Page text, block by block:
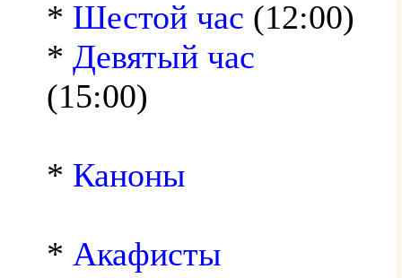
* Шестой час (12:00)
* Девятый час
(15:00)
* Каноны
* Акафисты